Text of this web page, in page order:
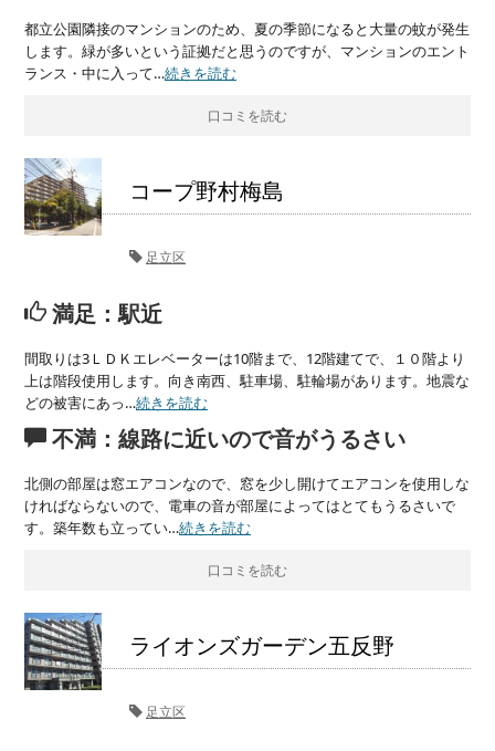
都立公園隣接のマンションのため、夏の季節になると大量の蚊が発生
します。緑が多いという証拠だと思うのですが、マンションのエント
ランス・中に入って…続きを読む
口コミを読む
コープ野村梅島
足立区
満足：駅近
間取りは3ＬＤＫエレベーターは10階まで、12階建てで、１０階より
上は階段使用します。向き南西、駐車場、駐輪場があります。地震な
どの被害にあっ…続きを読む
不満：線路に近いので音がうるさい
北側の部屋は窓エアコンなので、窓を少し開けてエアコンを使用しな
ければならないので、電車の音が部屋によってはとてもうるさいで
す。築年数も立ってい…続きを読む
口コミを読む
ライオンズガーデン五反野
足立区